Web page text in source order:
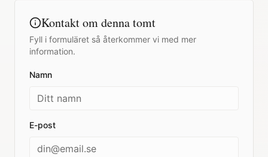
Kontakt om denna tomt
Fyll i formuläret så återkommer vi med mer
information.
Namn
E-post